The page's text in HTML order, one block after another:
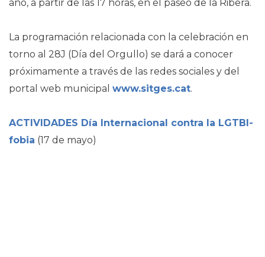
año, a partir de las 17 horas, en el paseo de la Ribera.
La programación relacionada con la celebración en
torno al 28J (Día del Orgullo) se dará a conocer
próximamente a través de las redes sociales y del
portal web municipal www.sitges.cat.
ACTIVIDADES Día Internacional contra la LGTBI-
fobia (17 de mayo)